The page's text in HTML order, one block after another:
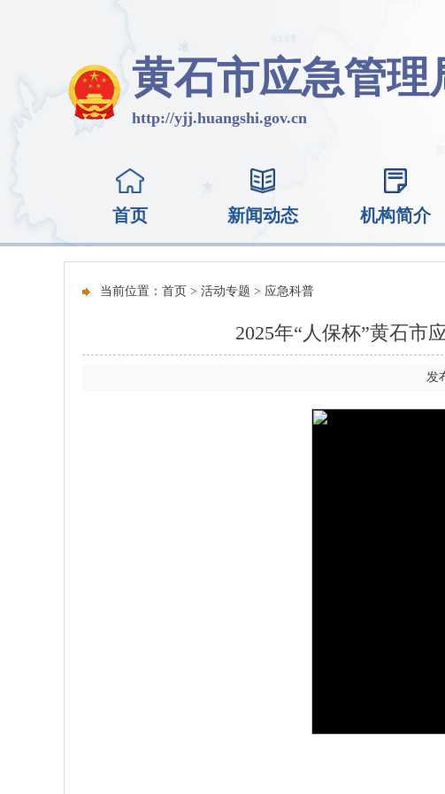
黄石市应急管理
http://yjj.huangshi.gov.cn
首页 新闻动态 机构简介
当前位置： 首页 > 活动专题 > 应急科普
2025年“人保杯”黄石
发